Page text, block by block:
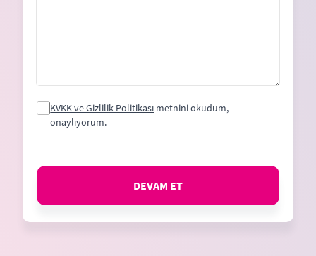
KVKK ve Gizlilik Politikası metnini okudum,
onaylıyorum.
DEVAM ET